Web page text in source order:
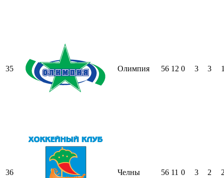
35 Олимпия 56 12 0 3 3
36 Челны 56 11 0 3 2